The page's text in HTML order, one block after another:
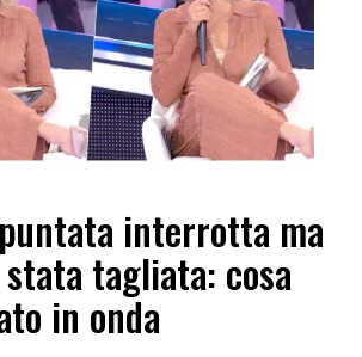
interrotta ma
tagliata: cosa
in onda